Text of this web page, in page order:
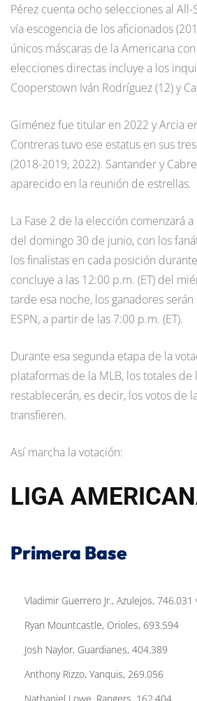
Pérez cuenta ocho selecciones al
vía escogencia de los aficionados
únicos máscaras de la Americana
elecciones directas incluye a los
Cooperstown Iván Rodríguez (12) y
Giménez fue titular en 2022 y Arcia
Contreras tuvo ese estatus en sus
(2018-2019, 2022). Santander y
aparecido en la reunión de estrellas.
La Fase 2 de la elección comenzará a
del domingo 30 de junio, con los
los finalistas en cada posición
concluye a las 12:00 p.m. (ET) del
tarde esa noche, los ganadores
ESPN, a partir de las 7:00 p.m. (ET).
Durante esa segunda etapa de la
plataformas de la MLB, los totales de
restablecerán, es decir, los votos de
transfieren.
Así marcha la votación:
LIGA
Primera Base
Vladimir Guerrero Jr., Azulejos, 746.031
Ryan Mountcastle, Orioles, 693.594
Josh Naylor, Guardianes, 404.389
Anthony Rizzo, Yanquis, 269.056
Nathaniel Lowe, Rangers, 162.404